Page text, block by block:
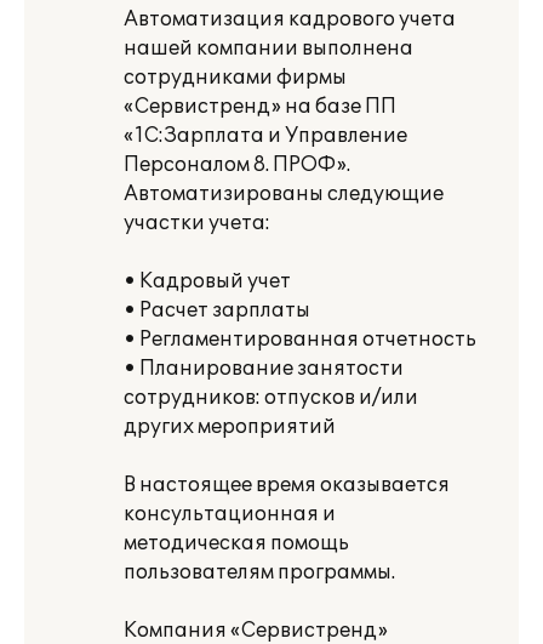
Автоматизация кадрового учета
нашей компании выполнена
сотрудниками фирмы
«Сервистренд» на базе ПП
«1С:Зарплата и Управление
Персоналом 8. ПРОФ».
Автоматизированы следующие
участки учета:
• Кадровый учет
• Расчет зарплаты
• Регламентированная отчетность
• Планирование занятости
сотрудников: отпусков и/или
других мероприятий
В настоящее время оказывается
консультационная и
методическая помощь
пользователям программы.
Компания «Сервистренд»